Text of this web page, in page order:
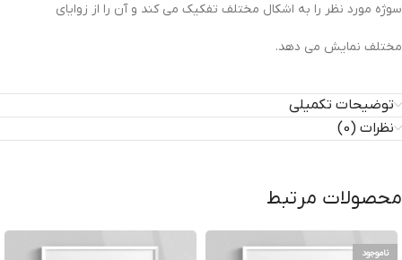
سوژه مورد نظر را به اشکال مختلف تفکیک می کند و آن را از زوایای
مختلف نمایش می دهد.
توضیحات تکمیلی
نظرات (0)
محصولات مرتبط
ناموجود